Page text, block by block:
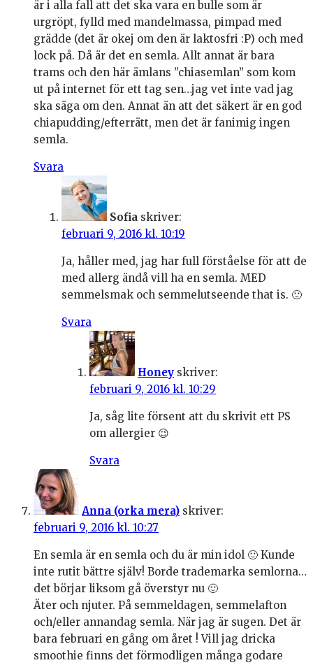
är i alla fall att det ska vara en bulle som är
urgröpt, fylld med mandelmassa, pimpad med
grädde (det är okej om den är laktosfri :P) och med
lock på. Då är det en semla. Allt annat är bara
trams och den här ämlans ”chiasemlan” som kom
ut på internet för ett tag sen…jag vet inte vad jag
ska säga om den. Annat än att det säkert är en god
chiapudding/efterrätt, men det är fanimig ingen
semla.
Svara
Sofia skriver:
februari 9, 2016 kl. 10:19
Ja, håller med, jag har full förståelse för att de
med allerg ändå vill ha en semla. MED
semmelsmak och semmelutseende that is. 🙂
Svara
Honey skriver:
februari 9, 2016 kl. 10:29
Ja, såg lite försent att du skrivit ett PS
om allergier 😉
Svara
Anna (orka mera) skriver:
februari 9, 2016 kl. 10:27
En semla är en semla och du är min idol 🙂 Kunde
inte rutit bättre själv! Borde trademarka semlorna…
det börjar liksom gå överstyr nu 🙂
Äter och njuter. På semmeldagen, semmelafton
och/eller annandag semla. När jag är sugen. Det är
bara februari en gång om året ! Vill jag dricka
smoothie finns det förmodligen många godare